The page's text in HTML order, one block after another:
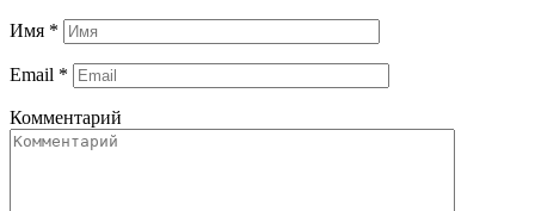
Имя *
Email *
Комментарий